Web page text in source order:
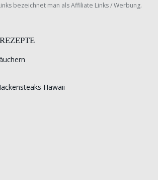
bezeichnet man als Affiliate Links / Werbung.
Hawaii